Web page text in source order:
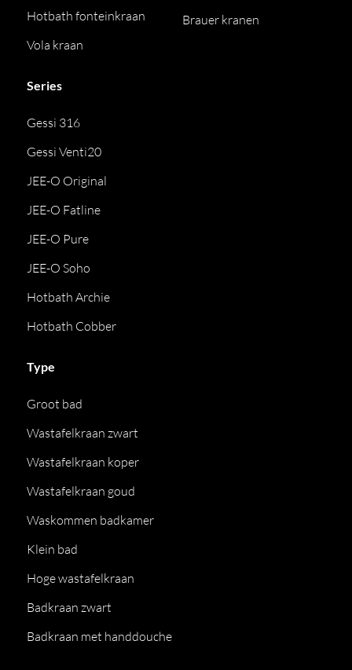
Hotbath fonteinkraan
Vola kraan
Brauer kranen
Series
Gessi 316
Gessi Venti20
JEE-O Original
JEE-O Fatline
JEE-O Pure
JEE-O Soho
Hotbath Archie
Hotbath Cobber
Type
Groot bad
Wastafelkraan zwart
Wastafelkraan koper
Wastafelkraan goud
Waskommen badkamer
Klein bad
Hoge wastafelkraan
Badkraan zwart
Badkraan met handdouche